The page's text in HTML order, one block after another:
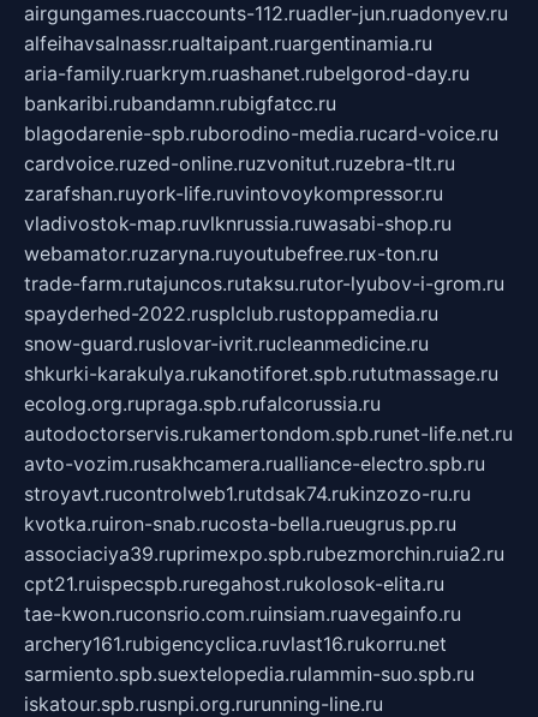
airgungames.ruaccounts-112.ruadler-jun.ruadonyev.ru
alfeihavsalnassr.rualtaipant.ruargentinamia.ru
aria-family.ruarkrym.ruashanet.rubelgorod-day.ru
bankaribi.rubandamn.rubigfatcc.ru
blagodarenie-spb.ruborodino-media.rucard-voice.ru
cardvoice.ruzed-online.ruzvonitut.ruzebra-tlt.ru
zarafshan.ruyork-life.ruvintovoykompressor.ru
vladivostok-map.ruvlknrussia.ruwasabi-shop.ru
webamator.ruzaryna.ruyoutubefree.rux-ton.ru
trade-farm.rutajuncos.rutaksu.rutor-lyubov-i-grom.ru
spayderhed-2022.rusplclub.rustoppamedia.ru
snow-guard.ruslovar-ivrit.rucleanmedicine.ru
shkurki-karakulya.rukanotiforet.spb.rututmassage.ru
ecolog.org.rupraga.spb.rufalcorussia.ru
autodoctorservis.rukamertondom.spb.runet-life.net.ru
avto-vozim.rusakhcamera.rualliance-electro.spb.ru
stroyavt.rucontrolweb1.rutdsak74.rukinzozo-ru.ru
kvotka.ruiron-snab.rucosta-bella.rueugrus.pp.ru
associaciya39.ruprimexpo.spb.rubezmorchin.ruia2.ru
cpt21.ruispecspb.ruregahost.rukolosok-elita.ru
tae-kwon.ruconsrio.com.ruinsiam.ruavegainfo.ru
archery161.rubigencyclica.ruvlast16.rukorru.net
sarmiento.spb.suextelopedia.rulammin-suo.spb.ru
iskatour.spb.rusnpi.org.rurunning-line.ru